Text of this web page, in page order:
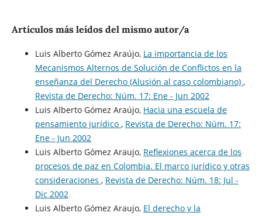
Artículos más leídos del mismo autor/a
Luis Alberto Gómez Araújo, La importancia de los
Mecanismos Alternos de Solución de Conflictos en la
enseñanza del Derecho (Alusión al caso colombiano) ,
Revista de Derecho: Núm. 17: Ene - Jun 2002
Luis Alberto Gómez Araújo, Hacia una escuela de
pensamiento jurídico , Revista de Derecho: Núm. 17:
Ene - Jun 2002
Luis Alberto Gómez Araujo, Reflexiones acerca de los
procesos de paz en Colombia. El marco jurídico y otras
consideraciones , Revista de Derecho: Núm. 18: Jul -
Dic 2002
Luis Alberto Gómez Araujo, El derecho y la